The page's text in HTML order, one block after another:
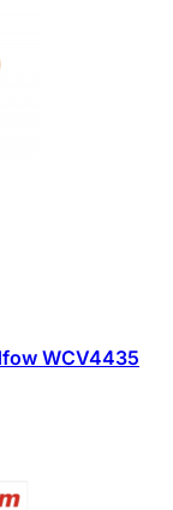
WCV4435